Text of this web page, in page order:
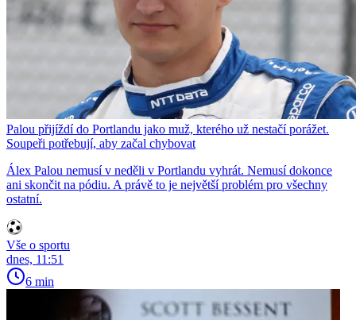
Palou přijíždí do Portlandu jako muž, kterého už nestačí porážet.
Soupeři potřebují, aby začal chybovat
Álex Palou nemusí v neděli v Portlandu vyhrát. Nemusí dokonce
ani skončit na pódiu. A právě to je největší problém pro všechny
ostatní.
Vše o sportu
dnes, 11:51
6 min